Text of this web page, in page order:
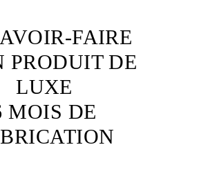
FAIRE
PRODUIT DE
LUXE
MOIS DE